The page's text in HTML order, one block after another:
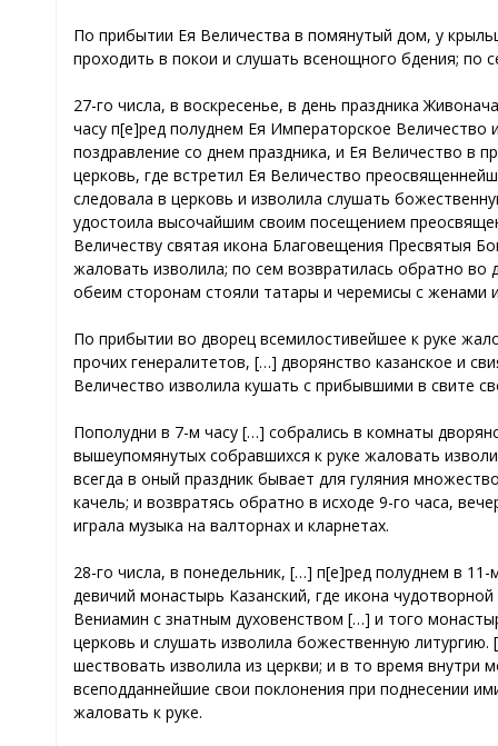
По прибытии Ея Величества в помянутый дом, у
проходить в покои и слушать всенощного бдения; по
27-го числа, в воскресенье, в день праздника
часу п[e]ред полуднем Ея Императорское
поздравление со днем праздника, и Ея Величество в
церковь, где встретил Ея Величество
следовала в церковь и изволила слушать
удостоила высочайшим своим посещением
Величеству святая икона Благовещения Пресвятыя
жаловать изволила; по сем возвратилась обратно
обеим сторонам стояли татары и черемисы с женами
По прибытии во дворец всемилостивейшее к руке
прочих генералитетов, […] дворянство казанское и
Величество изволила кушать с прибывшими в свите
Пополудни в 7-м часу […] собрались в комнаты
вышеупомянутых собравшихся к руке жаловать
всегда в оный праздник бывает для гуляния
качель; и возвратясь обратно в исходе 9-го часа,
играла музыка на валторнах и кларнетах.
28-го числа, в понедельник, […] п[е]ред полуднем в
девичий монастырь Казанский, где икона
Вениамин с знатным духовенством […] и того
церковь и слушать изволила божественную
шествовать изволила из церкви; и в то время внутри
всеподданнейшие свои поклонения при поднесении
жаловать к руке.